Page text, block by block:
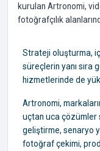
kurulan Artronomi,
fotoğrafçılık
Strateji oluşturma,
süreçlerin yanı sıra
hizmetlerinde de
Artronomi,
uçtan uca çözümler
geliştirme, senaryo
fotoğraf çekimi,